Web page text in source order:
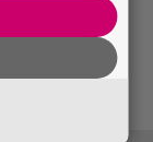
nyt
Soldier
Wildlands